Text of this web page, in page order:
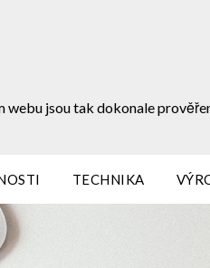
jsou tak dokonale
TECHNIKA